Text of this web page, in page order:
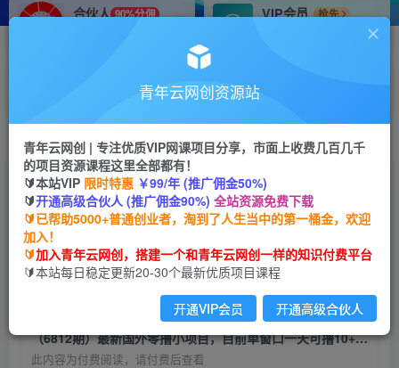
合伙人 90%分佣
VIP会员
抢先
搭建同款网站，自己当老板
首页 创业课程 会员专属 正文
（6812期）最新国外零撸小项目，目前单窗口一
天可撸10+【详细玩法教程】
青年云网创
2年前发布
关注 私信
（6812期）最新国外零撸小项目，目前单窗口一天可撸10+【详细玩法教程】
此内容为付费阅读，请付费后查看
青年云网创资源站
青年云网创 | 专注优质VIP网课项目分享，市面上收费几百几千
的项目资源课程这里全部都有！
🔰本站VIP 限时特惠 ￥99/年 (推广佣金50%)
🔰开通高级合伙人 (推广佣金90%) 全站资源免费下载
🔰已帮助5000+普通创业者，淘到了人生当中的第一桶金，欢迎
加入！
🔰加入青年云网创，搭建一个和青年云网创一样的知识付费平台
🔰本站每日稳定更新20-30个最新优质项目课程
开通VIP会员 开通高级合伙人